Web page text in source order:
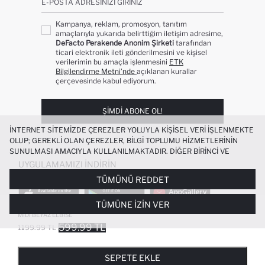
KARE YAKA ASKILI KETEN KARIŞIMLI
MIDI BEYAZ ELBISE
1199.99 TL 599.99 TL
SEPETE EKLE
E-POSTA ADRESINIZI GIRINIZ
Kampanya, reklam, promosyon, tanıtım
amaçlarıyla yukarıda belirttiğim iletişim adresime,
DeFacto Perakende Anonim Şirketi tarafından
ticari elektronik ileti gönderilmesini ve kişisel
verilerimin bu amaçla işlenmesini ETK
Bilgilendirme Metni’nde açıklanan kurallar
çerçevesinde kabul ediyorum.
ŞIMDI ABONE OL!
UYGULAMAMIZI İNDIRIN
POPÜLER KATEGORILER
KADIN BEYAZ TIŞÖRT
İNTERNET SITEMIZDE ÇEREZLER YOLUYLA KIŞISEL VERI IŞLENMEKTE
OLUP; GEREKLI OLAN ÇEREZLER, BILGI TOPLUMU HIZMETLERININ
SUNULMASI AMACIYLA KULLANILMAKTADIR. DIĞER BIRINCI VE
ÜÇÜNCÜ TARAF ÇEREZLER ISE SIZE DAHA IYI BIR ALIŞVERIŞ
DENEYIMI SUNULABILMESI, SITEMIZIN DAHA IŞLEVSEL KILINMASI VE
KIŞISELLEŞTIRMESI VE AÇIK RIZA VERMENIZ HALINDE, SIZLERE
YÖNELIK PAZARLAMA FAALIYETLERININ YAPILMASI AMAÇLARIYLA
SINIRLI OLARAK KULLANILACAKTIR. ÇEREZLERE DAIR TERCIHLERINIZI
ÇEREZ TERCIHLERIPANELI ARACILIĞIYLA HER ZAMAN YÖNETEBILIR,
ÇEREZLERLE ILGILI DAHA DETAYLI BILGIYE
TÜMÜNÜ REDDET
TÜMÜNE İZIN VER